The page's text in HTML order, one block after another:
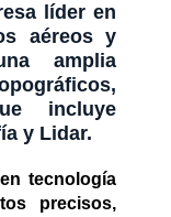
líder en
aéreos y
amplia
incluye
y Lidar.
tecnología
precisos,